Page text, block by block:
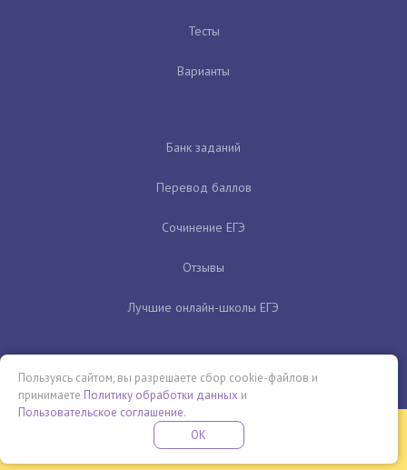
Тесты
Варианты
Банк заданий
Перевод баллов
Сочинение ЕГЭ
Отзывы
Лучшие онлайн-школы ЕГЭ
Бесплатная летняя школа
ПРОВЕДИ ЭТО ЛЕТО С ПОЛЬЗОЙ
Пользуясь сайтом, вы разрешаете сбор cookie-файлов и
принимаете Политику обработки данных и
Пользовательское соглашение.
OK